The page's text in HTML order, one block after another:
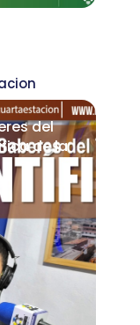
del
de la